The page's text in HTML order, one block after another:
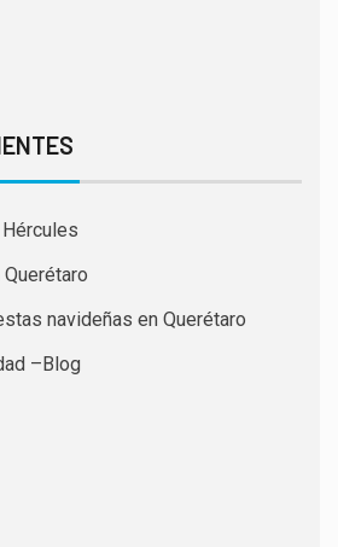
navideñas en Querétaro
–Blog